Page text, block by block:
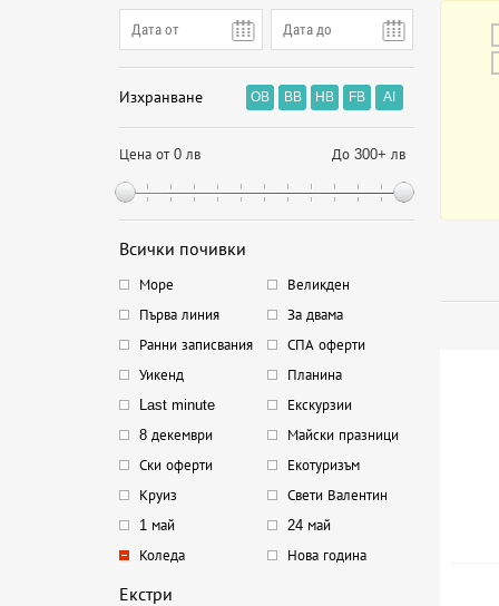
Изхранване OB BB HB FB AI
Цена от 0 лв До 300+ лв
Всички почивки
Море
Великден
Първа линия
За двама
Ранни записвания
СПА оферти
Уикенд
Планина
Last minute
Екскурзии
8 декември
Майски празници
Ски оферти
Екотуризъм
Круиз
Свети Валентин
1 май
24 май
Коледа
Нова година
Екстри